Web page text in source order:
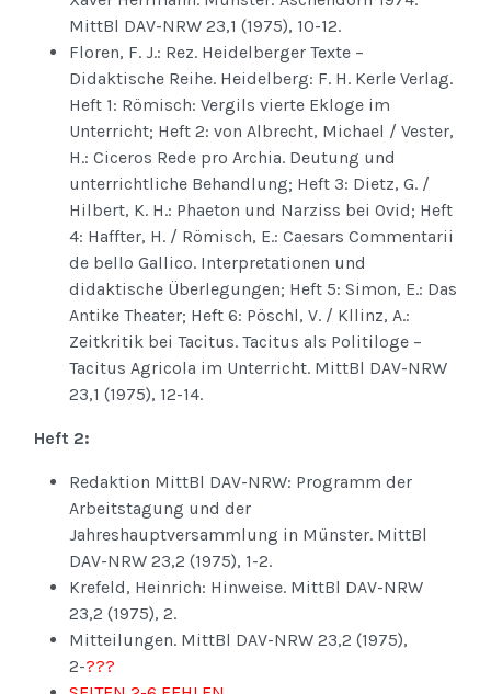
MittBl DAV-NRW 23,1 (1975), 10-12.
Floren, F. J.: Rez. Heidelberger Texte –
Didaktische Reihe. Heidelberg: F. H. Kerle Verlag.
Heft 1: Römisch: Vergils vierte Ekloge im
Unterricht; Heft 2: von Albrecht, Michael / Vester,
H.: Ciceros Rede pro Archia. Deutung und
unterrichtliche Behandlung; Heft 3: Dietz, G. /
Hilbert, K. H.: Phaeton und Narziss bei Ovid; Heft
4: Haffter, H. / Römisch, E.: Caesars Commentarii
de bello Gallico. Interpretationen und
didaktische Überlegungen; Heft 5: Simon, E.: Das
Antike Theater; Heft 6: Pöschl, V. / Kllinz, A.:
Zeitkritik bei Tacitus. Tacitus als Politiloge –
Tacitus Agricola im Unterricht. MittBl DAV-NRW
23,1 (1975), 12-14.
Heft 2:
Redaktion MittBl DAV-NRW: Programm der
Arbeitstagung und der
Jahreshauptversammlung in Münster. MittBl
DAV-NRW 23,2 (1975), 1-2.
Krefeld, Heinrich: Hinweise. MittBl DAV-NRW
23,2 (1975), 2.
Mitteilungen. MittBl DAV-NRW 23,2 (1975),
2-???